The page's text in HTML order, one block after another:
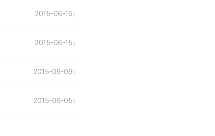
2015-06-16›
2015-06-15›
2015-06-09›
2015-06-05›